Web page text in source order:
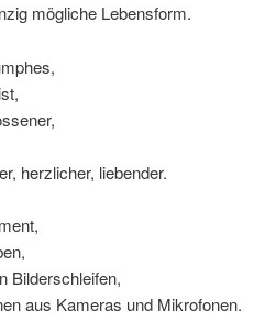
mögliche Lebensform.
herzlicher, liebender.
Bilderschleifen,
aus Kameras und Mikrofonen.